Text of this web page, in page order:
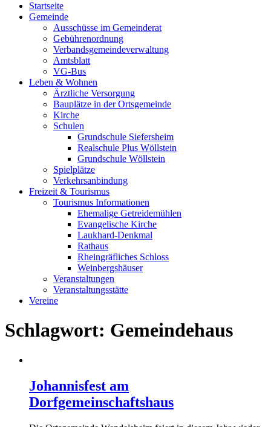
Startseite
Gemeinde
Ausschüsse im Gemeinderat
Gebührenordnung
Verbandsgemeindeverwaltung
Amtsblatt
VG-Bus
Leben & Wohnen
Ärztliche Versorgung
Bauplätze in der Ortsgemeinde
Kirche
Schulen
Grundschule Siefersheim
Realschule Plus Wöllstein
Grundschule Wöllstein
Spielplätze
Verkehrsanbindung
Freizeit & Tourismus
Tourismus Informationen
Ehemalige Getreidemühlen
Evangelische Kirche
Laukhard-Denkmal
Rathaus
Rheingräfliches Schloss
Weinbergshäuser
Veranstaltungen
Veranstaltungsstätte
Vereine
Schlagwort: Gemeindehaus
Johannisfest am
Dorfgemeinschaftshaus